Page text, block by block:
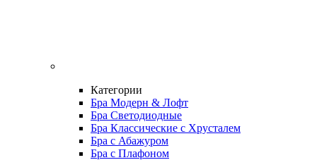
Категории
Бра Модерн & Лофт
Бра Светодиодные
Бра Классические с Хрусталем
Бра с Абажуром
Бра с Плафоном